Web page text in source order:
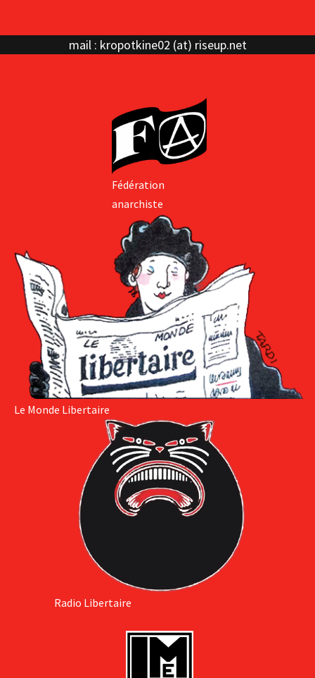
mail : kropotkine02 (at) riseup.net
Fédération
anarchiste
Le Monde Libertaire
Radio Libertaire